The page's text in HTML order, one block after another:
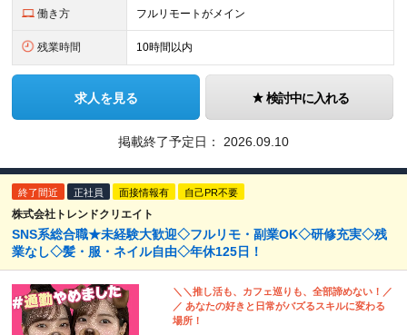
働き方 フルリモートがメイン
残業時間 10時間以内
求人を見る 検討中に入れる
掲載終了予定日： 2026.09.10
終了間近 正社員 面接情報有 自己PR不要
株式会社トレンドクリエイト
SNS系総合職★未経験大歓迎◇フルリモ・副業OK◇研修充実◇残
業なし◇髪・服・ネイル自由◇年休125日！
＼＼推し活も、カフェ巡りも、全部諦めない！／
／ あなたの好きと日常がバズるスキルに変わる
場所！